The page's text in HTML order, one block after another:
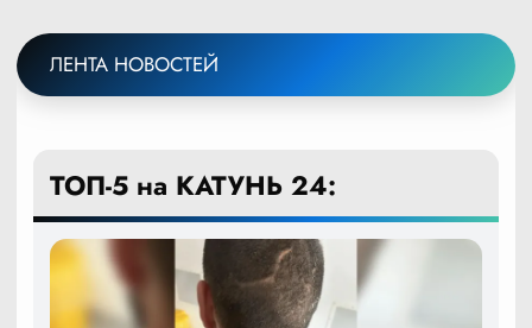
ЛЕНТА НОВОСТЕЙ
ТОП-5 на КАТУНЬ 24: